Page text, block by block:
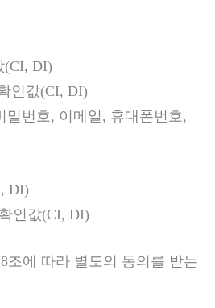
(CI, DI)
인값(CI, DI)
번호, 이메일, 휴대폰번호,
DI)
인값(CI, DI)
조에 따라 별도의 동의를 받는